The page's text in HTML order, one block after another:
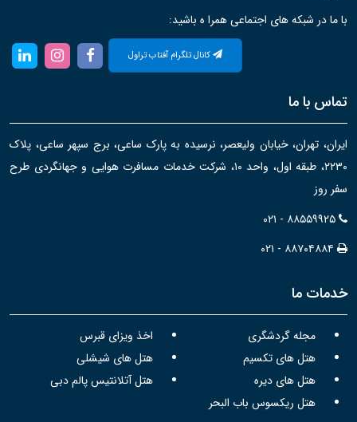
با ما در شبکه های اجتماعی همرا ه باشید:
کانال تلگرام آفتاب تراول
تماس با ما
ایران، تهران، خیابان ولیعصر، نرسیده به پارک ساعی، برج سپهر ساعی، پلاک
۲۲۳۰، طبقه اول، واحد ۱۰، شرکت خدمات مسافرت هوایی و جهانگردی طرح
سفر روز
۰۲۱ - ۸۸۵۵۹۹۲۵
۰۲۱ - ۸۸۷۰۴۸۸۴
خدمات ما
مجله گردشگری
اخذ ویزای قبرس
هتل های تکسیم
هتل های شیشلی
هتل های دیره
هتل آتلانتیس پالم دبی
هتل ریکسوس باب البحر